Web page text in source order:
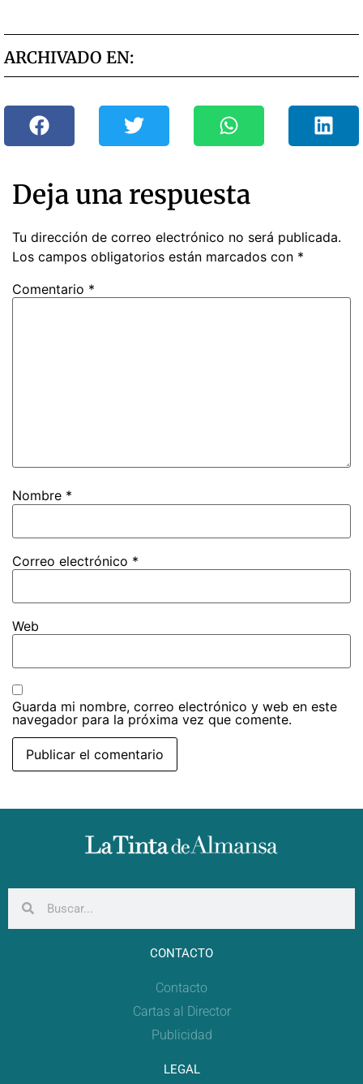
ARCHIVADO EN:
Deja una respuesta
Tu dirección de correo electrónico no será publicada.
Los campos obligatorios están marcados con *
Comentario *
Nombre *
Correo electrónico *
Web
Guarda mi nombre, correo electrónico y web en este
navegador para la próxima vez que comente.
CONTACTO
Contacto
Cartas al Director
Publicidad
LEGAL